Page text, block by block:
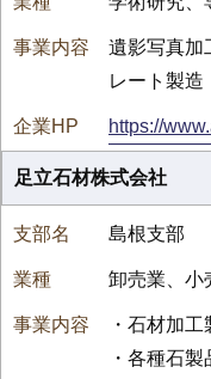
遺影写真加
レート製造
https://
足立石材株式会社
島根支部
卸売業、小
・石材加工
・各種石